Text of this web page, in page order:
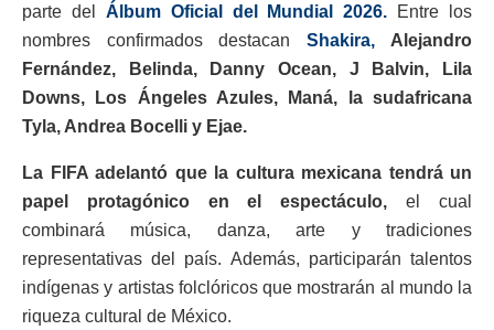
parte del Álbum Oficial del Mundial 2026. Entre los
nombres confirmados destacan Shakira,
Alejandro
Fernández, Belinda, Danny Ocean, J Balvin, Lila
Downs, Los Ángeles Azules, Maná, la sudafricana
Tyla, Andrea Bocelli y Ejae.
La FIFA adelantó que la cultura mexicana tendrá un
papel protagónico en el espectáculo, el cual
combinará música, danza, arte y tradiciones
representativas del país. Además, participarán talentos
indígenas y artistas folclóricos que mostrarán al mundo la
riqueza cultural de México.